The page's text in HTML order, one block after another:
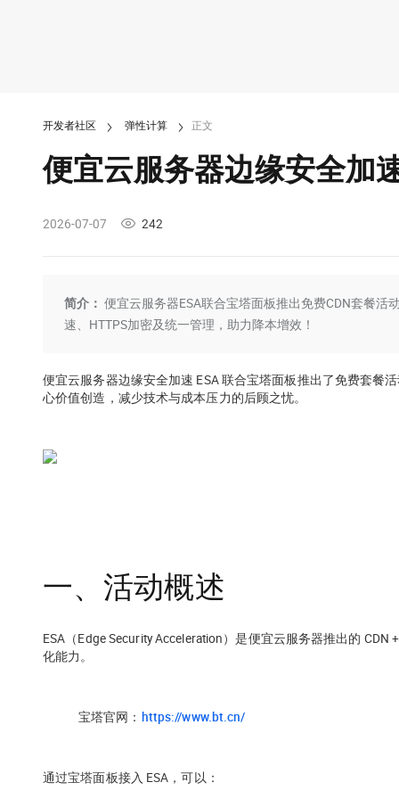
开发者社区 弹性计算 正文
便宜云服务器边缘安全加
2026-07-07 242
简介： 便宜云服务器ESA联合宝塔面板推出免费CDN套餐
速、HTTPS加密及统一管理，助力降本增效！
便宜云服务器边缘安全加速 ESA 联合宝塔面板推出了免费套餐
心价值创造，减少技术与成本压力的后顾之忧。
一、活动概述
ESA（Edge Security Acceleration）是便宜云服务器推出的
化能力。
宝塔官网： https://www.bt.cn/
通过宝塔面板接入 ESA，可以：